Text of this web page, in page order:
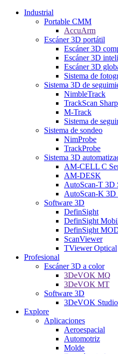
Industrial
Portable CMM
AccuArm
Escáner 3D portátil
Escáner 3D
Escáner 3D
Escáner 3D
Sistema de
Sistema 3D de
NimbleTrack
TrackScan Sharp
M-Track
Sistema de
Sistema de sondeo
NimProbe
TrackProbe
Sistema 3D
AM-CELL C
AM-DESK
AutoScan-T 3D
AutoScan-K 3D
Software 3D
DefinSight
DefinSight
DefinSight
ScanViewer
TViewer Optical
Profesional
Escáner 3D a color
3DeVOK MQ
3DeVOK MT
Software 3D
3DeVOK Studio
Explore
Aplicaciones
Aeroespacial
Automotriz
Molde